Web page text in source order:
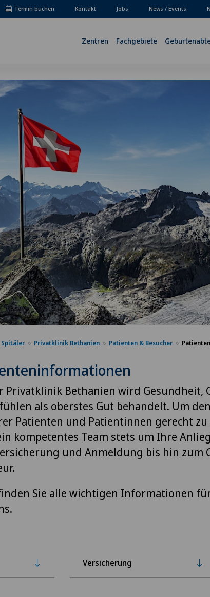
Termin buchen Kontakt Jobs News / Events
Zentren Fachgebiete
Spitäler Privatklinik Bethanien Patienten & Besucher
Privatklinik Bethanien wird Gesundheit,
als oberstes Gut behandelt. Um
Patienten und Patientinnen gerecht
kompetentes Team stets um Ihre
und Anmeldung bis hin zum
Sie alle wichtigen Informationen
Versicherung